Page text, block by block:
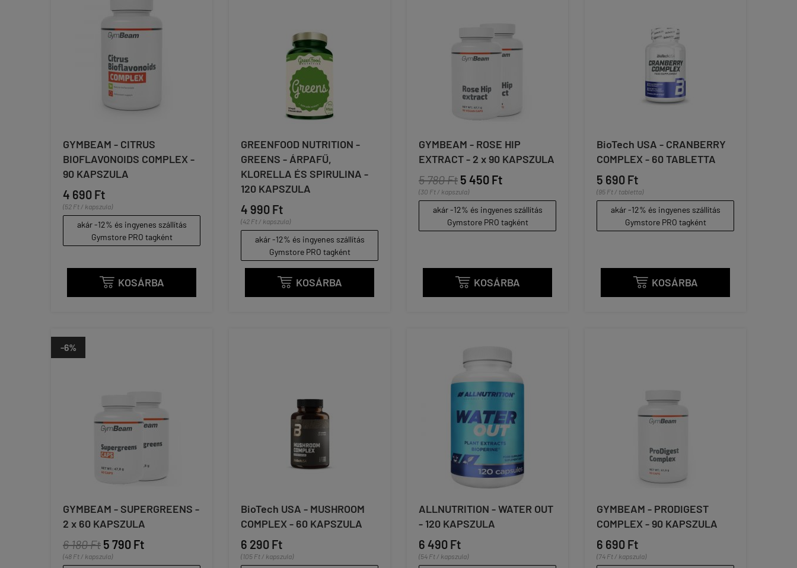
GYMBEAM - CITRUS
BIOFLAVONOIDS COMPLEX -
90 KAPSZULA
4 690 Ft
(52 Ft / kapszula)
akár -12% és ingyenes szállítás
Gymstore PRO tagként
 KOSÁRBA
GREENFOOD NUTRITION -
GREENS - ÁRPAFŰ,
KLORELLA ÉS SPIRULINA -
120 KAPSZULA
4 990 Ft
(42 Ft / kapszula)
akár -12% és ingyenes szállítás
Gymstore PRO tagként
 KOSÁRBA
GYMBEAM - ROSE HIP
EXTRACT - 2 x 90 KAPSZULA
5 780 Ft 5 450 Ft
(30 Ft / kapszula)
akár -12% és ingyenes szállítás
Gymstore PRO tagként
 KOSÁRBA
BioTech USA - CRANBERRY
COMPLEX - 60 TABLETTA
5 690 Ft
(95 Ft / tabletta)
akár -12% és ingyenes szállítás
Gymstore PRO tagként
 KOSÁRBA
-6%
GYMBEAM - SUPERGREENS -
2 x 60 KAPSZULA
6 180 Ft 5 790 Ft
(48 Ft / kapszula)
BioTech USA - MUSHROOM
COMPLEX - 60 KAPSZULA
6 290 Ft
(105 Ft / kapszula)
ALLNUTRITION - WATER OUT
- 120 KAPSZULA
6 490 Ft
(54 Ft / kapszula)
GYMBEAM - PRODIGEST
COMPLEX - 90 KAPSZULA
6 690 Ft
(74 Ft / kapszula)